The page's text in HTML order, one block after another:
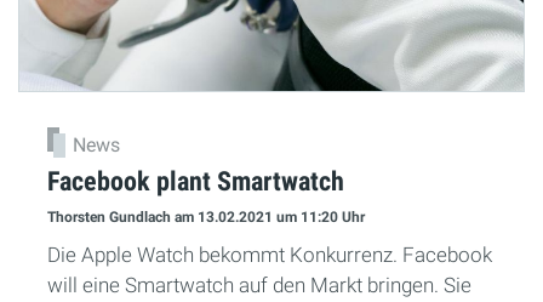
News
Facebook plant Smartwatch
Thorsten Gundlach am 13.02.2021 um 11:20 Uhr
Die Apple Watch bekommt Konkurrenz. Facebook
will eine Smartwatch auf den Markt bringen. Sie